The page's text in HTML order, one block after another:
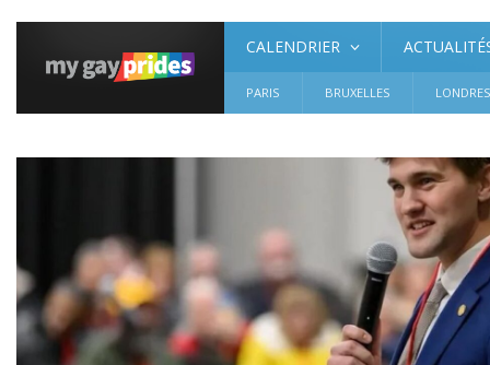
CALENDRIER
PARIS BRUXELLES LONDRES